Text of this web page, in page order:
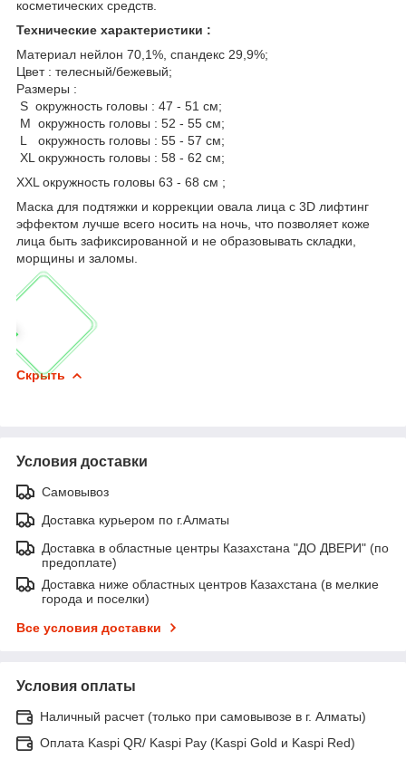
косметических средств.
Технические характеристики :
Материал нейлон 70,1%, спандекс 29,9%;
Цвет : телесный/бежевый;
Размеры :
S окружность головы : 47 - 51 см;
M окружность головы : 52 - 55 см ;
L окружность головы : 55 - 57 см;
XL окружность головы : 58 - 62 см;
XXL окружность головы 63 - 68 см ;
Маска для подтяжки и коррекции овала лица с 3D лифтинг
эффектом лучше всего носить на ночь, что позволяет коже
лица быть зафиксированной и не образовывать складки,
морщины и заломы.
Скрыть
Условия доставки
Самовывоз
Доставка курьером по г.Алматы
Доставка в областные центры Казахстана "ДО ДВЕРИ" (по
предоплате)
Доставка ниже областных центров Казахстана (в мелкие
города и поселки)
Все условия доставки
Условия оплаты
Наличный расчет (только при самовывозе в г. Алматы)
Оплата Kaspi QR/ Kaspi Pay (Kaspi Gold и Kaspi Red)